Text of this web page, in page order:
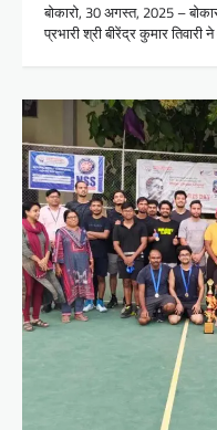
बोकारो, 30 अगस्त, 2025 –
प्रभारी श्री बीरेंद्र कुमार